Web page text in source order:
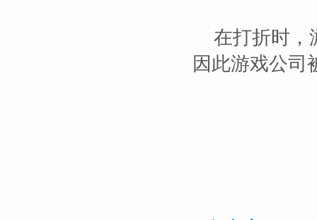
在打折时，
因此游戏公司